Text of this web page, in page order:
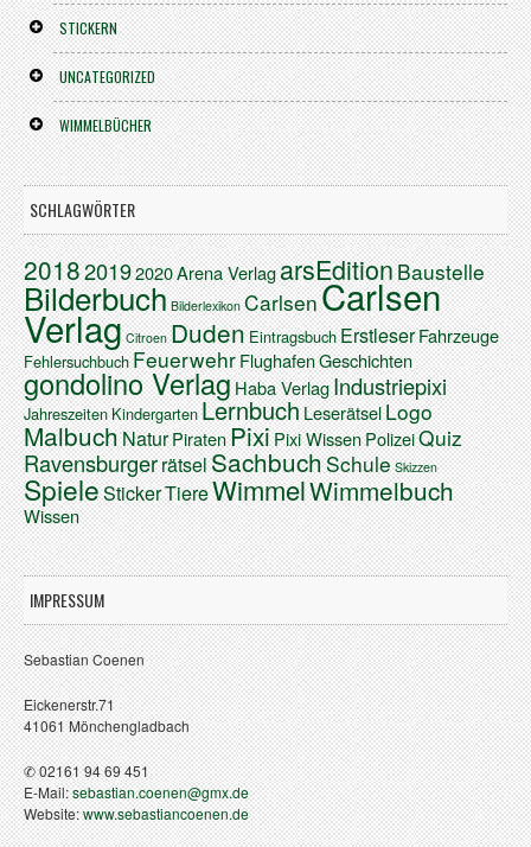
STICKERN
UNCATEGORIZED
WIMMELBÜCHER
SCHLAGWÖRTER
201820192020Arena VerlagarsEditionBaustelle
Bilderbuch Bilderlexikon CarlsenCarlsen
Verlag Citroen DudenEintragsbuchErstleserFahrzeuge
FehlersuchbuchFeuerwehrFlughafenGeschichten
gondolino VerlagHaba VerlagIndustriepixi
JahreszeitenKindergartenLernbuchLeserätselLogo
MalbuchNaturPiratenPixiPixi WissenPolizeiQuiz
RavensburgerrätselSachbuchSchule Skizzen
SpieleStickerTiereWimmelWimmelbuch
Wissen
IMPRESSUM
Sebastian Coenen
Eickenerstr.71
41061 Mönchengladbach
✆ 02161 94 69 451
E-Mail:sebastian.coenen@gmx.de
Website:www.sebastiancoenen.de